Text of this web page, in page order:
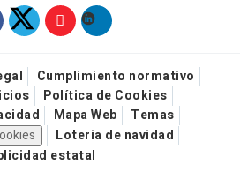
Cumplimiento normativo
Política de Cookies
Mapa Web
Temas
Loteria de navidad
estatal